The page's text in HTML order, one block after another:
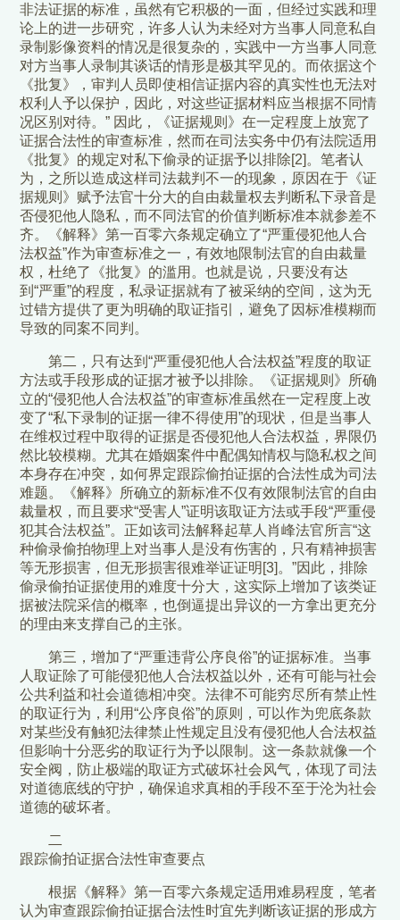
非法证据的标准，虽然有它积极的一面，但经过实践和理
论上的进一步研究，许多人认为未经对方当事人同意私自
录制影像资料的情况是很复杂的，实践中一方当事人同意
对方当事人录制其谈话的情形是极其罕见的。而依据这个
《批复》，审判人员即使相信证据内容的真实性也无法对
权利人予以保护，因此，对这些证据材料应当根据不同情
况区别对待。” 因此，《证据规则》在一定程度上放宽了
证据合法性的审查标准，然而在司法实务中仍有法院适用
《批复》的规定对私下偷录的证据予以排除[2]。笔者认
为，之所以造成这样司法裁判不一的现象，原因在于《证
据规则》赋予法官十分大的自由裁量权去判断私下录音是
否侵犯他人隐私，而不同法官的价值判断标准本就参差不
齐。《解释》第一百零六条规定确立了“严重侵犯他人合
法权益”作为审查标准之一，有效地限制法官的自由裁量
权，杜绝了《批复》的滥用。也就是说，只要没有达
到“严重”的程度，私录证据就有了被采纳的空间，这为无
过错方提供了更为明确的取证指引，避免了因标准模糊而
导致的同案不同判。
第二，只有达到“严重侵犯他人合法权益”程度的取证
方法或手段形成的证据才被予以排除。《证据规则》所确
立的“侵犯他人合法权益”的审查标准虽然在一定程度上改
变了“私下录制的证据一律不得使用”的现状，但是当事人
在维权过程中取得的证据是否侵犯他人合法权益，界限仍
然比较模糊。尤其在婚姻案件中配偶知情权与隐私权之间
本身存在冲突，如何界定跟踪偷拍证据的合法性成为司法
难题。《解释》所确立的新标准不仅有效限制法官的自由
裁量权，而且要求“受害人”证明该取证方法或手段“严重侵
犯其合法权益”。正如该司法解释起草人肖峰法官所言“这
种偷录偷拍物理上对当事人是没有伤害的，只有精神损害
等无形损害，但无形损害很难举证证明[3]。”因此，排除
偷录偷拍证据使用的难度十分大，这实际上增加了该类证
据被法院采信的概率，也倒逼提出异议的一方拿出更充分
的理由来支撑自己的主张。
第三，增加了“严重违背公序良俗”的证据标准。当事
人取证除了可能侵犯他人合法权益以外，还有可能与社会
公共利益和社会道德相冲突。法律不可能穷尽所有禁止性
的取证行为，利用“公序良俗”的原则，可以作为兜底条款
对某些没有触犯法律禁止性规定且没有侵犯他人合法权益
但影响十分恶劣的取证行为予以限制。这一条款就像一个
安全阀，防止极端的取证方式破坏社会风气，体现了司法
对道德底线的守护，确保追求真相的手段不至于沦为社会
道德的破坏者。
二
跟踪偷拍证据合法性审查要点
根据《解释》第一百零六条规定适用难易程度，笔者
认为审查跟踪偷拍证据合法性时宜先判断该证据的形成方